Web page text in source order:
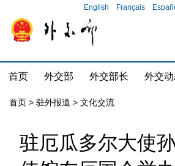
English Français
首页 外交部 外交部长 外交
首页 > 驻外报道 > 文化交流
驻厄瓜多尔大使